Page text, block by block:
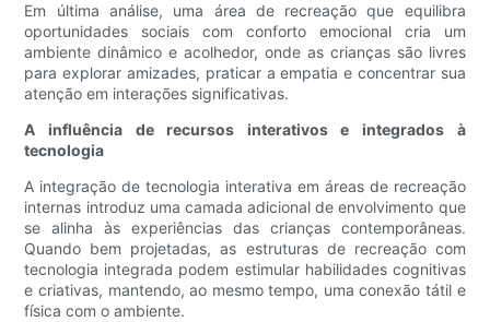
Em última análise, uma área de recreação que equilibra
oportunidades sociais com conforto emocional cria um
ambiente dinâmico e acolhedor, onde as crianças são livres
para explorar amizades, praticar a empatia e concentrar sua
atenção em interações significativas.
A influência de recursos interativos e integrados à
tecnologia
A integração de tecnologia interativa em áreas de recreação
internas introduz uma camada adicional de envolvimento que
se alinha às experiências das crianças contemporâneas.
Quando bem projetadas, as estruturas de recreação com
tecnologia integrada podem estimular habilidades cognitivas
e criativas, mantendo, ao mesmo tempo, uma conexão tátil e
física com o ambiente.